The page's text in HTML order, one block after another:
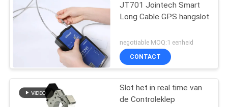
JT701 Jointech Smart
Long Cable GPS hangslot
negotiable MOQ:1 eenheid
CONTACT
Slot het in real time van
de Controleklep